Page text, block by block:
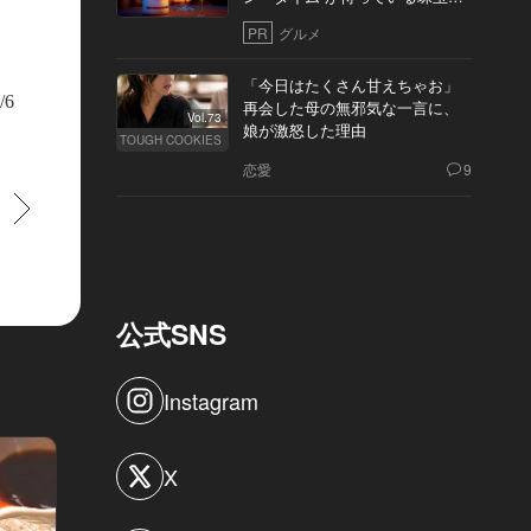
6
10軒
PR グルメ
Vol.73
TOUGH COOKIES
「今日はたくさん甘えちゃお」
再会した母の無邪気な一言に、
娘が激怒した理由
恋愛 9
公式SNS
Instagram
X